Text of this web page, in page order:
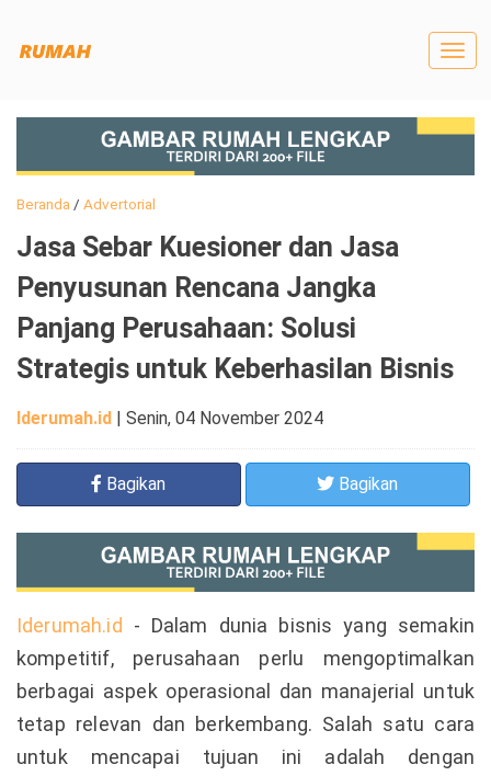
Beranda/ Advertorial
Jasa Sebar Kuesioner dan Jasa
Penyusunan Rencana Jangka
Panjang Perusahaan: Solusi
Strategis untuk Keberhasilan Bisnis
Iderumah.id Senin, 04 November 2024
Bagikan Bagikan
Iderumah.id - Dalam dunia bisnis yang semakin
kompetitif, perusahaan perlu mengoptimalkan
berbagai aspek operasional dan manajerial untuk
tetap relevan dan berkembang. Salah satu cara
untuk mencapai tujuan ini adalah dengan